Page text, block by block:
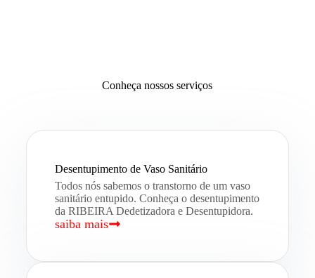
Conheça nossos serviços
Desentupimento de Vaso Sanitário
Todos nós sabemos o transtorno de um vaso
sanitário entupido. Conheça o desentupimento
da RIBEIRA Dedetizadora e Desentupidora.
saiba mais